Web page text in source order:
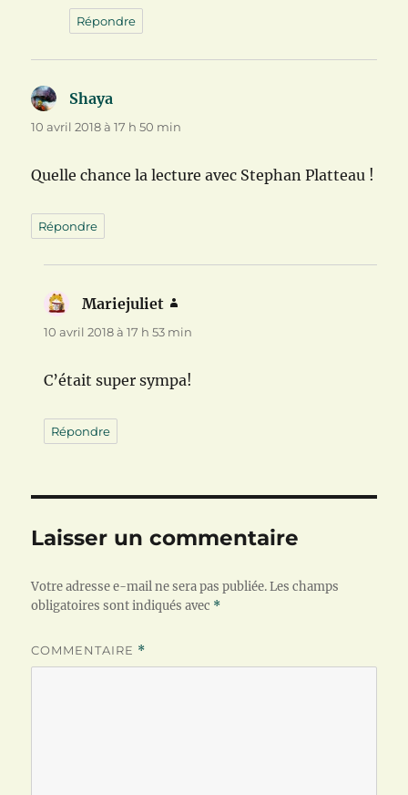
Répondre
Shaya
10 avril 2018 à 17 h 50 min
Quelle chance la lecture avec Stephan Platteau !
Répondre
Mariejuliet
10 avril 2018 à 17 h 53 min
C’était super sympa!
Répondre
Laisser un commentaire
Votre adresse e-mail ne sera pas publiée. Les champs
obligatoires sont indiqués avec *
COMMENTAIRE *